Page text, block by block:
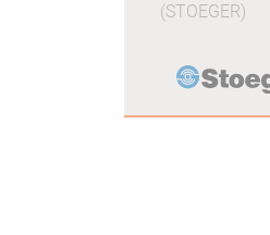
(STOEGER)